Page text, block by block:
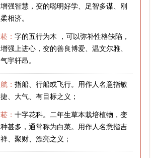
增强智慧，变的聪明好学、足智多谋、刚
柔相济。
菘：字的五行为木 ，可以弥补性格缺陷，
增强上进心，变的善良博爱、温文尔雅、
气宇轩昂。
航：指船、行船或飞行。用作人名意指敏
捷、大气、有目标之义；
菘：十字花科。二年生草本栽培植物，变
种甚多，通常称为白菜。用作人名意指吉
祥、聚财、漂亮之义；